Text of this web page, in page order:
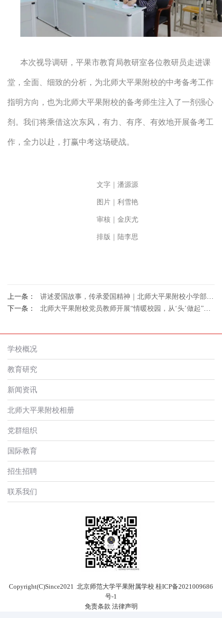
本次视导调研，平果市教育局教研室各位教研员走进课
堂，全面、细致的分析，为北师大平果附校的中考备考工作
指明方向，也为北师大平果附校的备考师生注入了一剂强心
剂。我们将乘借这次东风，有力、有序、有效地开展备考工
作，全力以赴，打赢中考这场硬战。
文字｜潘源源
图片｜利雪艳
审核｜金庆尤
排版｜陆李思
上一条：
讲述爱国故事，传承爱国精神｜北师大平果附校小学部举行讲爱国故事比赛
下一条：
北师大平果附校党员教师开展“情暖校园，从‘头’做起”义务理发主题党日活动
学校概况
教育研究
新闻资讯
北师大平果附校相册
党群组织
国际教育
招生招聘
联系我们
Copyright(C)Since2021 北京师范大学平果附属学校 桂ICP备2021009686
号-1
免责条款 法律声明